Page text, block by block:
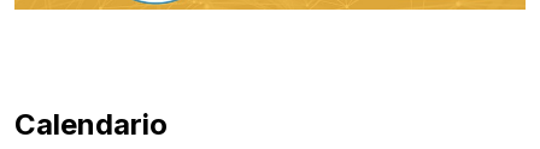
Calendario